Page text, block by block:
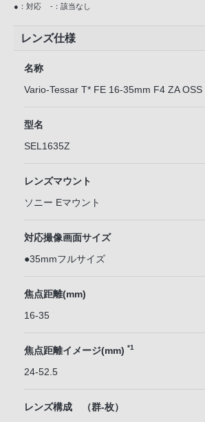
●：対応 -：該当なし
レンズ仕様
名称
Vario-Tessar T* FE 16-35mm F4 ZA OSS
型名
SEL1635Z
レンズマウント
ソニー Eマウント
対応撮像画面サイズ
●35mmフルサイズ
焦点距離(mm)
16-35
焦点距離イメージ(mm) *1
24-52.5
レンズ構成 （群-枚）